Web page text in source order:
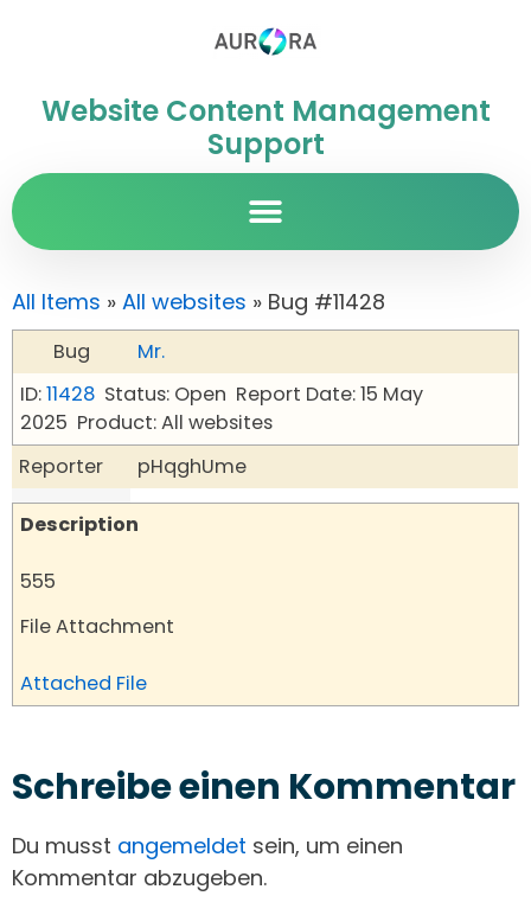
Website Content Management
Support
All Items » All websites » Bug #11428
Bug
Mr.
ID:11428 Status: Open Report Date: 15 May
2025 Product: All websites
Reporter
pHqghUme
Description
555
File Attachment
Attached File
Schreibe einen Kommentar
Du musst angemeldet sein, um einen
Kommentar abzugeben.